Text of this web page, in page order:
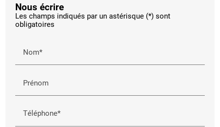
Nous écrire
Les champs indiqués par un astérisque (*) sont
obligatoires
Nom*
Prénom
Téléphone*